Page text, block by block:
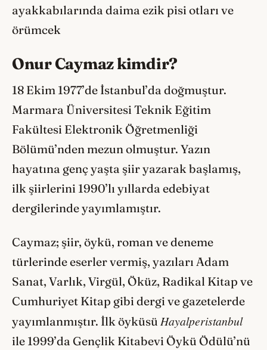
ayakkabılarında daima ezik pisi otları ve
örümcek
Onur Caymaz kimdir?
18 Ekim 1977’de İstanbul’da doğmuştur.
Marmara Üniversitesi Teknik Eğitim
Fakültesi Elektronik Öğretmenliği
Bölümü’nden mezun olmuştur. Yazın
hayatına genç yaşta şiir yazarak başlamış,
ilk şiirlerini 1990’lı yıllarda edebiyat
dergilerinde yayımlamıştır.
Caymaz; şiir, öykü, roman ve deneme
türlerinde eserler vermiş, yazıları Adam
Sanat, Varlık, Virgül, Öküz, Radikal Kitap ve
Cumhuriyet Kitap gibi dergi ve gazetelerde
yayımlanmıştır. İlk öyküsü Hayalperistanbul
ile 1999’da Gençlik Kitabevi Öykü Ödülü’nü